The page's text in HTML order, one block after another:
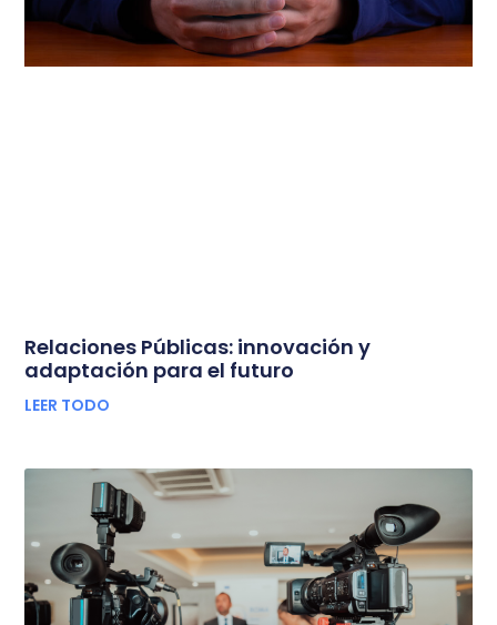
Relaciones Públicas: innovación y
adaptación para el futuro
LEER TODO